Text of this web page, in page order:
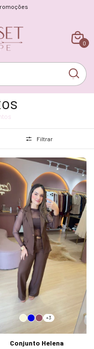
0
Filtrar
+3
Conjunto Helena